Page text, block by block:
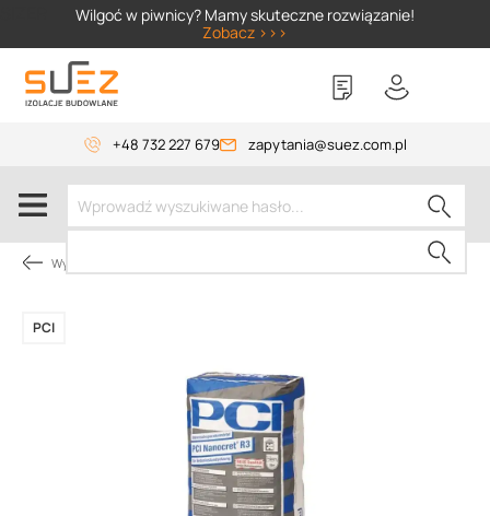
Wilgoć w piwnicy? Mamy skuteczne rozwiązanie!
Zobacz >>>
+48 732 227 679 zapytania@suez.com.pl
Wylewki, materiały do betonu
PCI